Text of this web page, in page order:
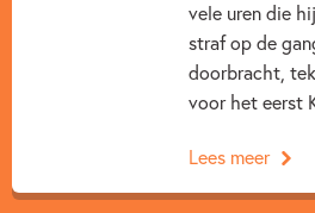
vele uren die
straf op de
doorbracht,
voor het eerst
Lees meer